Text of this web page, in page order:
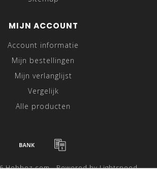
MIJN ACCOUNT
Account informatie
Mijn bestellingen
Mijn verlanglijst
Vergelijk
Alle producten